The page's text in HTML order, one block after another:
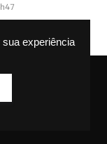
experiência
reservados.